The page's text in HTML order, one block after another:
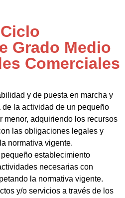
Grado Medio
Comerciales
y de puesta en marcha y
la actividad de un pequeño
menor, adquiriendo los recursos
las obligaciones legales y
normativa vigente.
establecimiento
necesarias con
la normativa vigente.
y/o servicios a través de los